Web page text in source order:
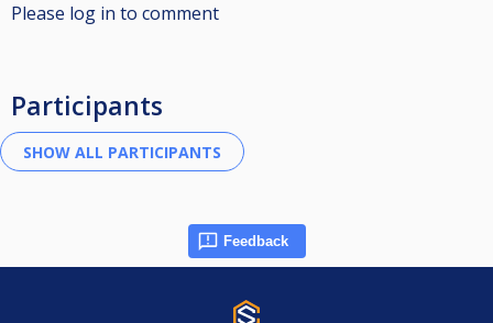
Please log in to comment
Participants
Feedback